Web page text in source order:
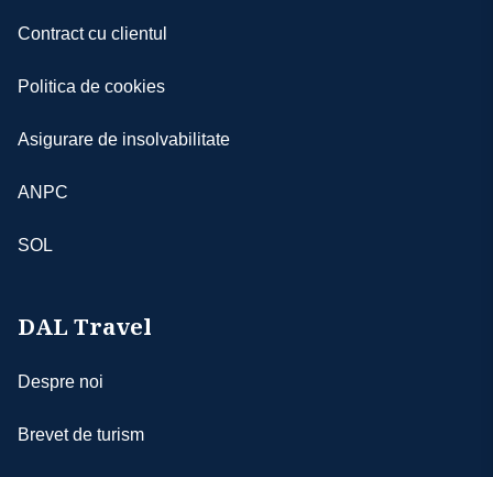
Contract cu clientul
Politica de cookies
Asigurare de insolvabilitate
ANPC
SOL
DAL Travel
Despre noi
Brevet de turism